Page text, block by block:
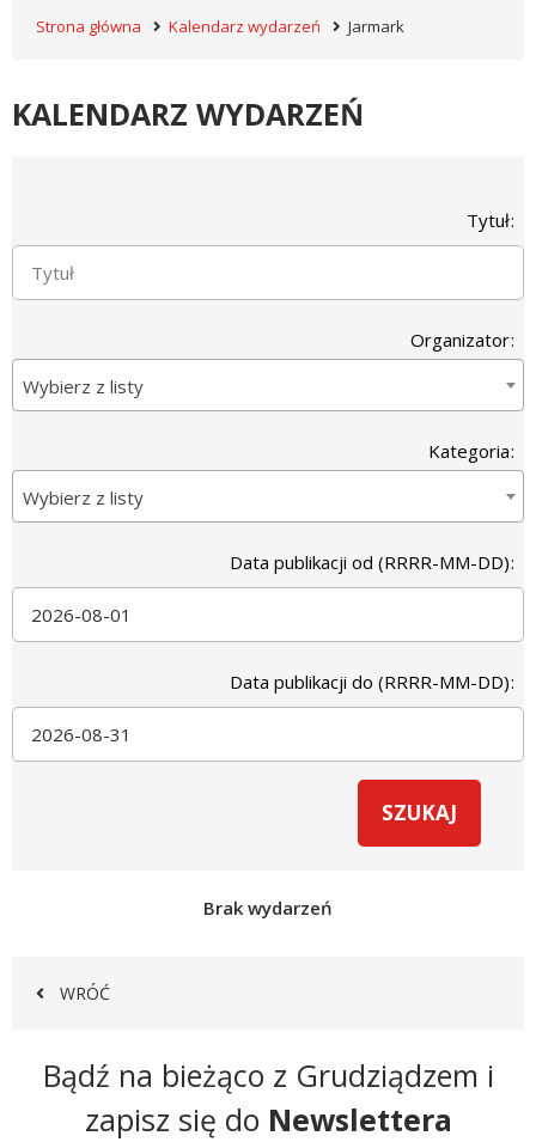
Strona główna Kalendarz wydarzeń Jarmark
KALENDARZ WYDARZEŃ
Tytuł
Organizator
Wybierz z listy
Kategoria
Wybierz z listy
Data publikacji od (RRRR-MM-DD)
Data publikacji do (RRRR-MM-DD)
Brak wydarzeń
WRÓĆ
Newsletter
Bądź na bieżąco z Grudziądzem i
zapisz się do Newslettera